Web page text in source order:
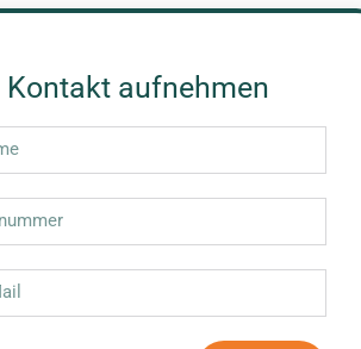
Kontakt aufnehmen